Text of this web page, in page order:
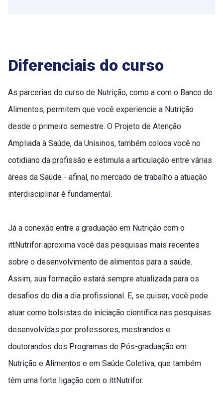
Diferenciais do curso
As parcerias do curso de Nutrição, como a com o Banco de
Alimentos, permitem que você experiencie a Nutrição
desde o primeiro semestre. O Projeto de Atenção
Ampliada à Saúde, da Unisinos, também coloca você no
cotidiano da profissão e estimula a articulação entre várias
áreas da Saúde - afinal, no mercado de trabalho a atuação
interdisciplinar é fundamental.
Já a conexão entre a graduação em Nutrição com o
ittNutrifor aproxima você das pesquisas mais recentes
sobre o desenvolvimento de alimentos para a saúde.
Assim, sua formação estará sempre atualizada para os
desafios do dia a dia profissional. E, se quiser, você pode
atuar como bolsistas de iniciação científica nas pesquisas
desenvolvidas por professores, mestrandos e
doutorandos dos Programas de Pós-graduação em
Nutrição e Alimentos e em Saúde Coletiva, que também
têm uma forte ligação com o ittNutrifor.